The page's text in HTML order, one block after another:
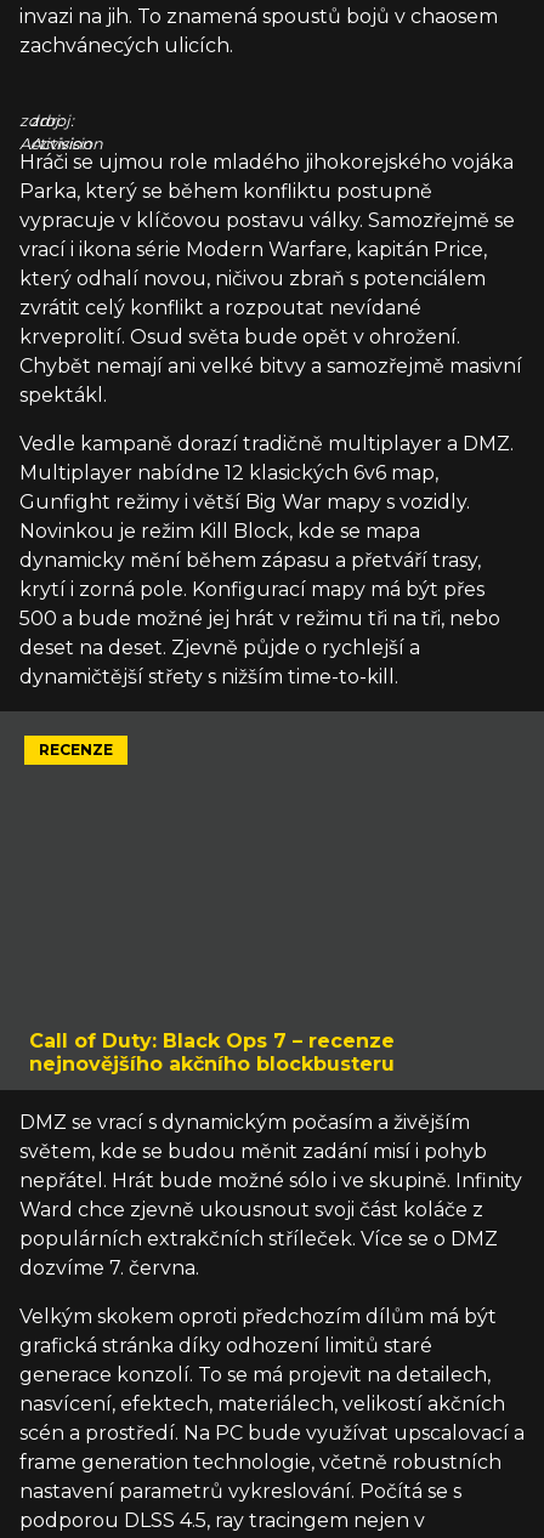
invazi na jih. To znamená spoustů bojů v chaosem
zachvánecých ulicích.
zdroj:
Activision
zdroj:
Activision
Hráči se ujmou role mladého jihokorejského vojáka
Parka, který se během konfliktu postupně
vypracuje v klíčovou postavu války. Samozřejmě se
vrací i ikona série Modern Warfare, kapitán Price,
který odhalí novou, ničivou zbraň s potenciálem
zvrátit celý konflikt a rozpoutat nevídané
krveprolití. Osud světa bude opět v ohrožení.
Chybět nemají ani velké bitvy a samozřejmě masivní
spektákl.
Vedle kampaně dorazí tradičně multiplayer a DMZ.
Multiplayer nabídne 12 klasických 6v6 map,
Gunfight režimy i větší Big War mapy s vozidly.
Novinkou je režim Kill Block, kde se mapa
dynamicky mění během zápasu a přetváří trasy,
krytí i zorná pole. Konfigurací mapy má být přes
500 a bude možné jej hrát v režimu tři na tři, nebo
deset na deset. Zjevně půjde o rychlejší a
dynamičtější střety s nižším time-to-kill.
RECENZE
Call of Duty: Black Ops 7 – recenze
nejnovějšího akčního blockbusteru
DMZ se vrací s dynamickým počasím a živějším
světem, kde se budou měnit zadání misí i pohyb
nepřátel. Hrát bude možné sólo i ve skupině. Infinity
Ward chce zjevně ukousnout svoji část koláče z
populárních extrakčních stříleček. Více se o DMZ
dozvíme 7. června.
Velkým skokem oproti předchozím dílům má být
grafická stránka díky odhození limitů staré
generace konzolí. To se má projevit na detailech,
nasvícení, efektech, materiálech, velikostí akčních
scén a prostředí. Na PC bude využívat upscalovací a
frame generation technologie, včetně robustních
nastavení parametrů vykreslování. Počítá se s
podporou DLSS 4.5, ray tracingem nejen v